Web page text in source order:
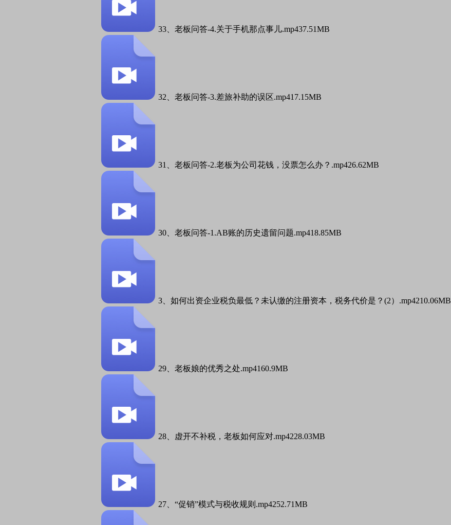
33、老板问答-4.关于手机那点事儿.mp437.51MB
32、老板问答-3.差旅补助的误区.mp417.15MB
31、老板问答-2.老板为公司花钱，没票怎么办？.mp426.62MB
30、老板问答-1.AB账的历史遗留问题.mp418.85MB
3、如何出资企业税负最低？未认缴的注册资本，税务代价是？(2）.mp4210.06MB
29、老板娘的优秀之处.mp4160.9MB
28、虚开不补税，老板如何应对.mp4228.03MB
27、“促销”模式与税收规则.mp4252.71MB